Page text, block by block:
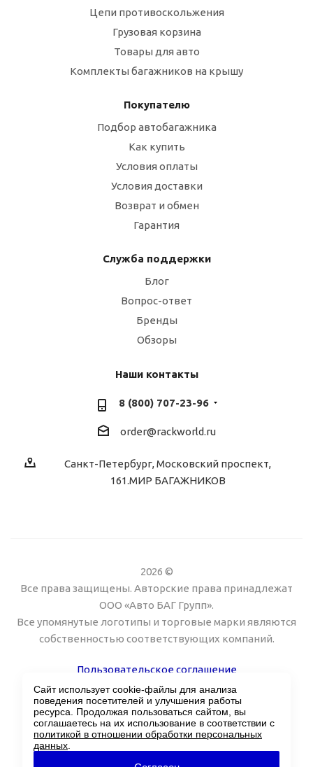
Цепи противоскольжения
Грузовая корзина
Товары для авто
Комплекты багажников на крышу
Покупателю
Подбор автобагажника
Как купить
Условия оплаты
Условия доставки
Возврат и обмен
Гарантия
Служба поддержки
Блог
Вопрос-ответ
Бренды
Обзоры
Наши контакты
8 (800) 707-23-96
order@rackworld.ru
Санкт-Петербург, Московский проспект,
161.МИР БАГАЖНИКОВ
2026 ©
Все права защищены. Авторские права принадлежат
ООО «Авто БАГ Групп».
Все упомянутые логотипы и торговые марки являются
собственностью соответствующих компаний.
Пользовательское соглашение
Поддержка сайта Twin px
Сайт использует cookie-файлы для анализа
поведения посетителей и улучшения работы
ресурса. Продолжая пользоваться сайтом, вы
соглашаетесь на их использование в соответствии с
политикой в отношении обработки персональных
данных